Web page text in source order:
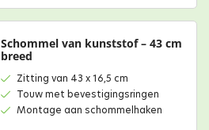
Schommel van kunststof – 43 cm
breed
Zitting van 43 x 16,5 cm
Touw met bevestigingsringen
Montage aan schommelhaken